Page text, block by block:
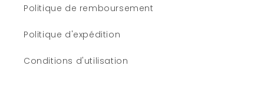
Politique de remboursement
Politique d'expédition
Conditions d'utilisation